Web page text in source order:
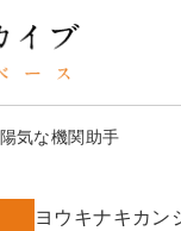
陽気な機関助手
ヨウキナキカン